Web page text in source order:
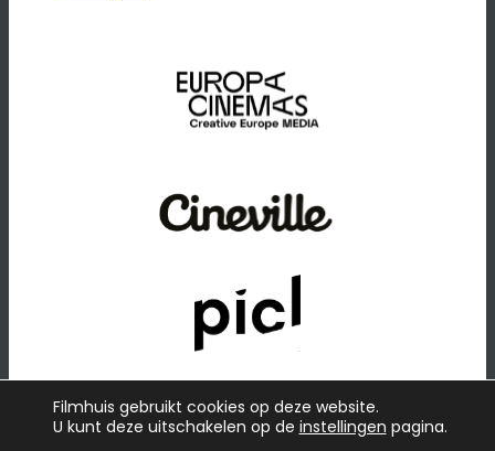
© 2026·Website doorRaadhuis Privacybeleid
Filmhuis gebruikt cookies op deze website.
U kunt deze uitschakelen op de instellingen pagina.